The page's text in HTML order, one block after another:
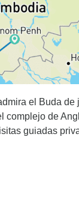
el Buda
de
guiadas